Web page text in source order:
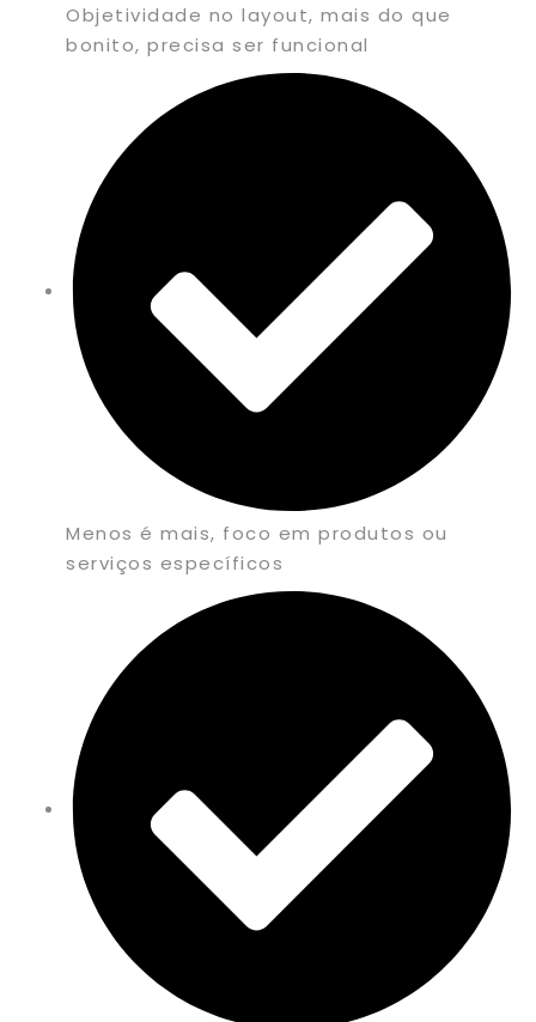
Objetividade no layout, mais do que
bonito, precisa ser funcional
Menos é mais, foco em produtos ou
serviços específicos